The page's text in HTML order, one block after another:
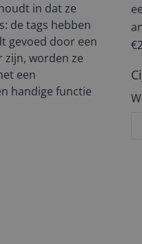
in dat ze
de tags hebben
gevoed door een
zijn, worden ze
een
handige functie